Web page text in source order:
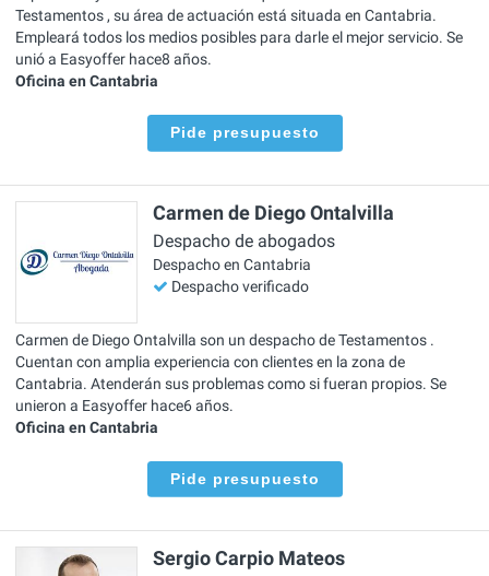
Testamentos , su área de actuación está situada en Cantabria.
Empleará todos los medios posibles para darle el mejor servicio. Se
unió a Easyoffer hace8 años.
Oficina en Cantabria
Pide presupuesto
Carmen de Diego Ontalvilla
Despacho de abogados
Despacho en Cantabria
Despacho verificado
Carmen de Diego Ontalvilla son un despacho de Testamentos .
Cuentan con amplia experiencia con clientes en la zona de
Cantabria. Atenderán sus problemas como si fueran propios. Se
unieron a Easyoffer hace6 años.
Oficina en Cantabria
Pide presupuesto
Sergio Carpio Mateos